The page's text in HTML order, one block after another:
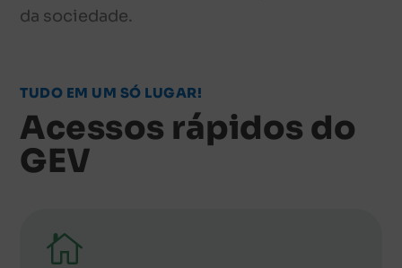
da sociedade.
TUDO EM UM SÓ LUGAR!
Acessos rápidos do
GEV
